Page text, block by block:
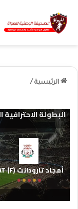
الرئيسية /
أمجاد تارودانت (F) AAT